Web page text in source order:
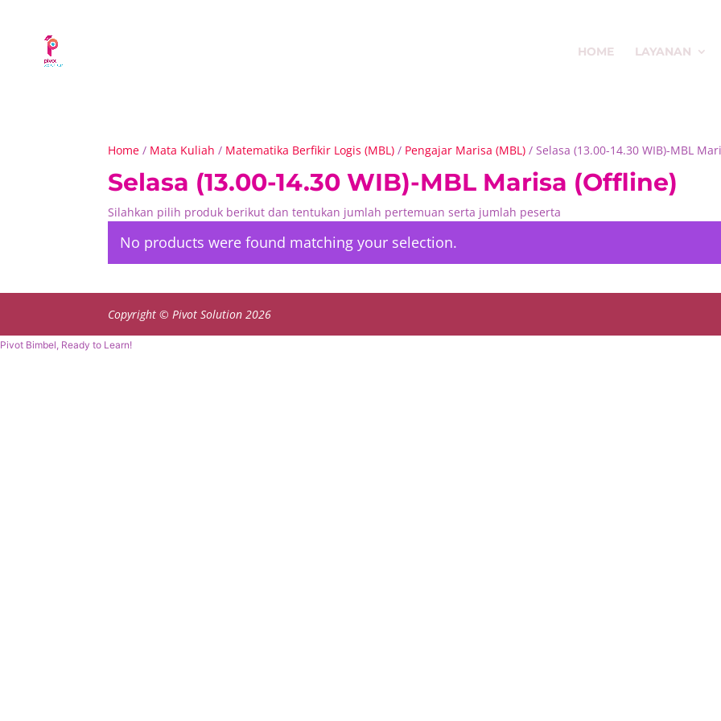
HOME LAYANAN
Home / Mata Kuliah / Matematika Berfikir Logis (MBL) / Pengajar Marisa (MBL) / Selasa (13.00-14.30 WIB)-MBL
Selasa (13.00-14.30 WIB)-MBL Marisa (Offline)
Silahkan pilih produk berikut dan tentukan jumlah pertemuan serta jumlah peserta
No products were found matching your selection.
Copyright © Pivot Solution 2026
Pivot Bimbel, Ready to Learn!